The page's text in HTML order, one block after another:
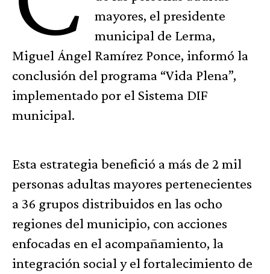
mayores, el presidente
municipal de Lerma,
Miguel Ángel Ramírez Ponce, informó la
conclusión del programa “Vida Plena”,
implementado por el Sistema DIF
municipal.
Esta estrategia benefició a más de 2 mil
personas adultas mayores pertenecientes
a 36 grupos distribuidos en las ocho
regiones del municipio, con acciones
enfocadas en el acompañamiento, la
integración social y el fortalecimiento de